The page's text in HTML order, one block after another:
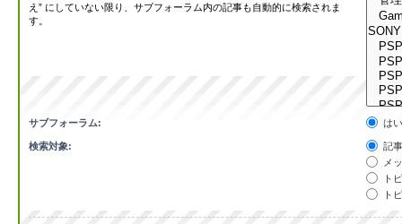
え” にしていない限り、サブフォーラム内の記事も自動的に検索されま
す。
サブフォーラム: はい
検索対象:
記
メ
ト
ト